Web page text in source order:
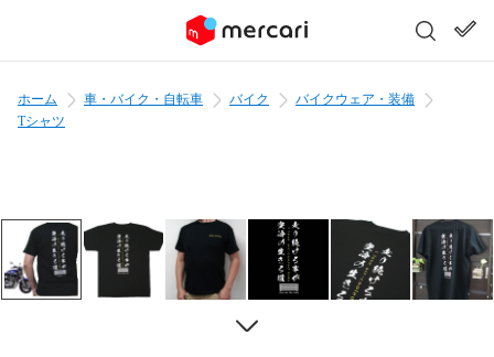
ホーム 車・バイク・自転車 バイク
バイクウェア・装備
Tシャツ